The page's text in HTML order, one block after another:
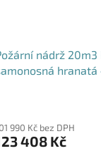
nádrž 20m3
990 Kč bez DPH
408 Kč